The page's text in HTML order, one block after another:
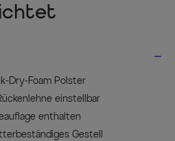
Dry-Foam Polster
einstellbar
enthalten
Gestell